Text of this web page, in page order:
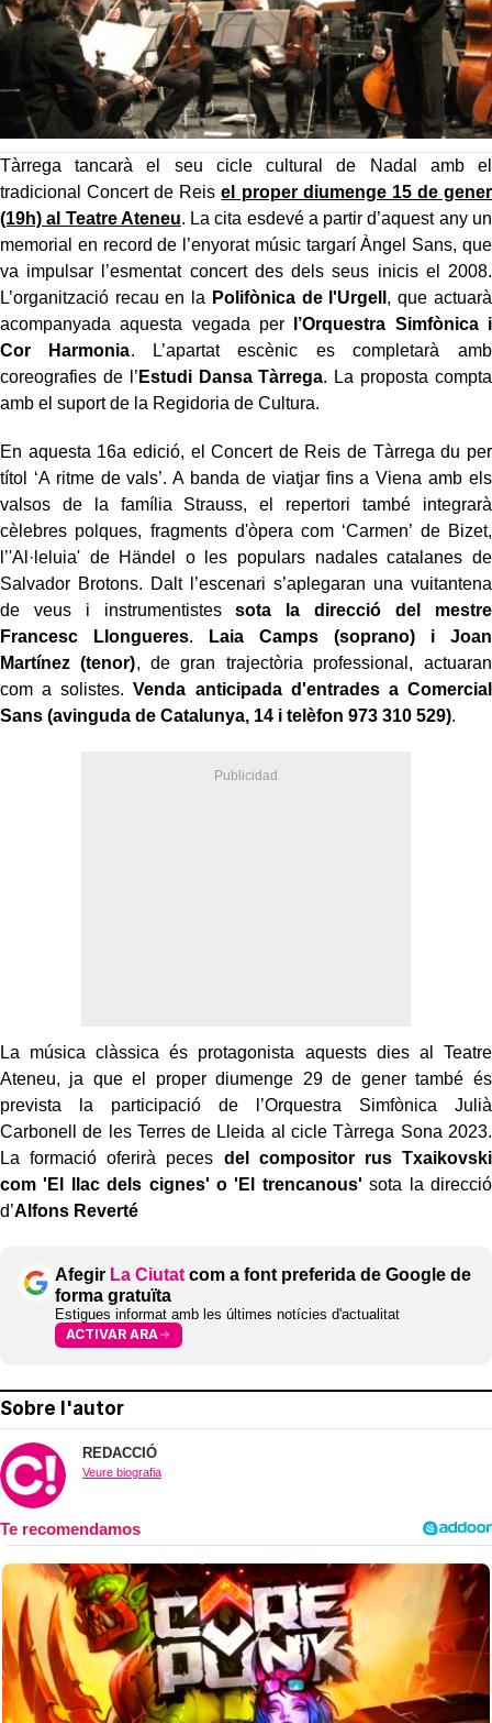
Tàrrega tancarà el seu cicle cultural de Nadal amb el
tradicional Concert de Reisel proper diumenge 15 de gener
(19h) al Teatre Ateneu. La cita esdevé a partir d’aquest any un
memorial en record de l’enyorat músic targarí Àngel Sans, que
va impulsar l’esmentat concert des dels seus inicis el 2008.
L’organització recau en la Polifònica de l'Urgell , que actuarà
acompanyada aquesta vegada per
l’Orquestra Simfònica i
Cor Harmonia. L’apartat escènic es completarà amb
coreografies de l’ Estudi Dansa Tàrrega. La proposta compta
amb el suport de la Regidoria de Cultura.
En aquesta 16a edició, el Concert de Reis de Tàrrega du per
títol ‘A ritme de vals’. A banda de viatjar fins a Viena amb els
valsos de la família Strauss, el repertori també integrarà
cèlebres polques, fragments d'òpera com ‘Carmen’ de Bizet,
l’'Al·leluia' de Händel o les populars nadales catalanes de
Salvador Brotons. Dalt l’escenari s’aplegaran una vuitantena
de veus i instrumentistessota la direcció del mestre
Francesc Llongueres.
Laia Camps (soprano) i Joan
Martínez (tenor), de gran trajectòria professional, actuaran
com a solistes.Venda anticipada d'entrades a Comercial
Sans (avinguda de Catalunya, 14 i telèfon 973 310 529).
La música clàssica és protagonista aquests dies al Teatre
Ateneu, ja que el proper diumenge 29 de gener també és
prevista la participació de
l’Orquestra Simfònica Julià
Carbonell de les Terres de Lleida al cicle Tàrrega Sona 2023.
La formació oferirà peces del compositor rus Txaikovski
com 'El llac dels cignes' o 'El trencanous' sota la direcció
d’Alfons Reverté
Afegir La Ciutat com a font preferida de Google de
forma gratuïta
Estigues informat amb les últimes notícies d'actualitat
ACTIVAR ARA
Sobre l'autor
REDACCIÓ
Veure biografia